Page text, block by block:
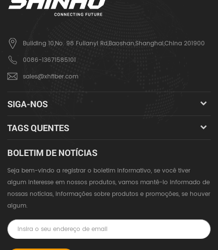
Building 10,No. 98 Fulianyi Rd,Baoshan,Shanghai,China 201900
0086-13671585101
sales@xhfiber.com
SIGA-NOS
TAGS QUENTES
BOLETIM DE NOTÍCIAS
Seja bem-vindo a registrar o boletim informativo, se você tiver
algum interesse em nossos produtos, vamos mantê-lo informado de
nossas notícias, informações sobre produtos e promoções, se houver
algum.